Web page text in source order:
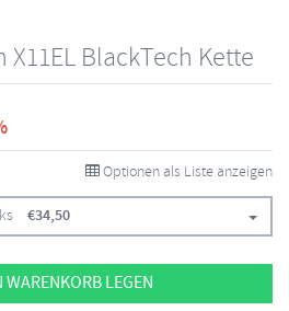
X11EL BlackTech Kette
Optionen als Liste anzeigen
€34,50
LEGEN